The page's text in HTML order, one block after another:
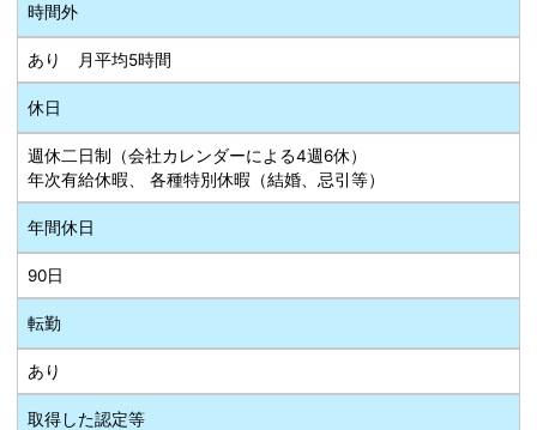
時間外
あり 月平均5時間
休日
週休二日制（会社カレンダーによる4週6休）
年次有給休暇、 各種特別休暇（結婚、忌引等）
年間休日
90日
転勤
あり
取得した認定等